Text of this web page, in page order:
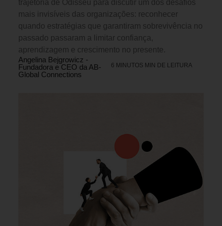
trajetória de Odisseu para discutir um dos desafios
mais invisíveis das organizações: reconhecer
quando estratégias que garantiram sobrevivência no
passado passaram a limitar confiança,
aprendizagem e crescimento no presente.
Angelina Bejgrowicz -
Fundadora e CEO da AB-
Global Connections
6 MINUTOS MIN DE LEITURA